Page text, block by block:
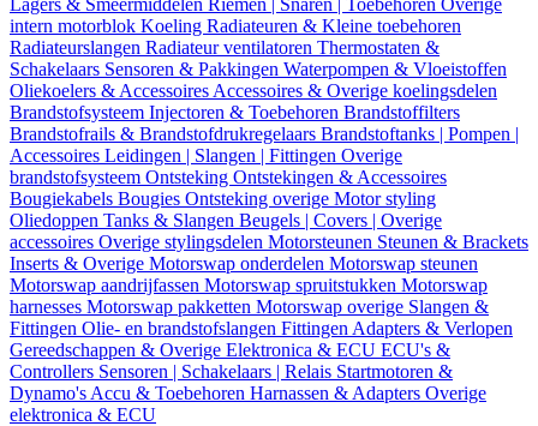
Lagers & Smeermiddelen Riemen | Snaren | Toebehoren Overige
intern motorblok Koeling Radiateuren & Kleine toebehoren
Radiateurslangen Radiateur ventilatoren Thermostaten &
Schakelaars Sensoren & Pakkingen Waterpompen & Vloeistoffen
Oliekoelers & Accessoires Accessoires & Overige koelingsdelen
Brandstofsysteem Injectoren & Toebehoren Brandstoffilters
Brandstofrails & Brandstofdrukregelaars Brandstoftanks | Pompen |
Accessoires Leidingen | Slangen | Fittingen Overige
brandstofsysteem Ontsteking Ontstekingen & Accessoires
Bougiekabels Bougies Ontsteking overige Motor styling
Oliedoppen Tanks & Slangen Beugels | Covers | Overige
accessoires Overige stylingsdelen Motorsteunen Steunen & Brackets
Inserts & Overige Motorswap onderdelen Motorswap steunen
Motorswap aandrijfassen Motorswap spruitstukken Motorswap
harnesses Motorswap pakketten Motorswap overige Slangen &
Fittingen Olie- en brandstofslangen Fittingen Adapters & Verlopen
Gereedschappen & Overige Elektronica & ECU ECU's &
Controllers Sensoren | Schakelaars | Relais Startmotoren &
Dynamo's Accu & Toebehoren Harnassen & Adapters Overige
elektronica & ECU